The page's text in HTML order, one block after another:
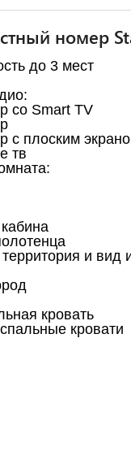
номер
до 3 мест
со Smart TV
с плоским
тв
и вид
кровать
кровати